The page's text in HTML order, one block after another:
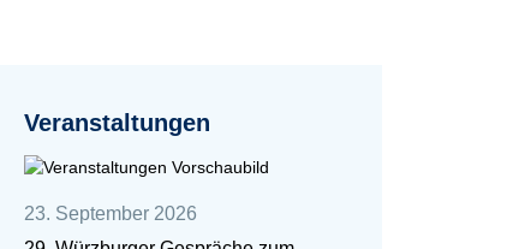
Veranstaltungen
23. September 2026